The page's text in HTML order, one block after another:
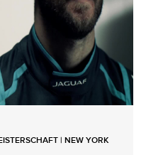
| NEW YORK